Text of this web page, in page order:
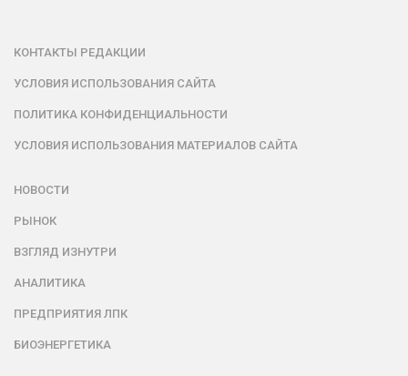
КОНТАКТЫ РЕДАКЦИИ
УСЛОВИЯ ИСПОЛЬЗОВАНИЯ САЙТА
ПОЛИТИКА КОНФИДЕНЦИАЛЬНОСТИ
УСЛОВИЯ ИСПОЛЬЗОВАНИЯ МАТЕРИАЛОВ САЙТА
НОВОСТИ
РЫНОК
ВЗГЛЯД ИЗНУТРИ
АНАЛИТИКА
ПРЕДПРИЯТИЯ ЛПК
БИОЭНЕРГЕТИКА